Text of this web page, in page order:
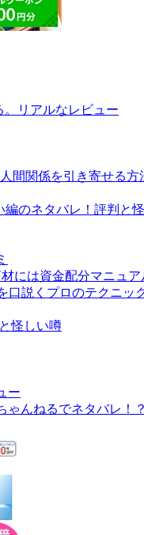
リアルなレビュー
人間関係を引き寄せる
編のネタバレ！評判と
資金配分マニュア
説くプロのテクニッ
怪しい噂
ー
んねるでネタバレ！？